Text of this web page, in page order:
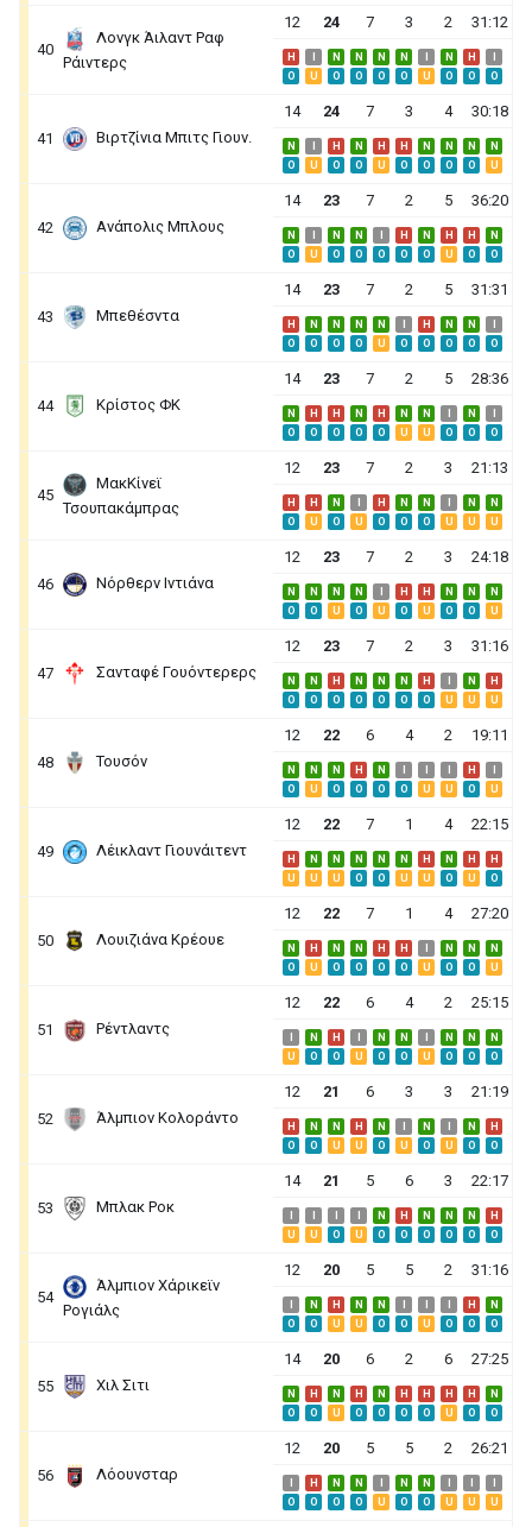
40
Λονγκ Άιλαντ Ραφ
Ράιντερς
12 24 7 3 2 31:12
H N N N N N H
O
U O O O O U O O O
41 Βιρτζίνια Μπιτς Γιουν.
14 24 7 3 4 30:18
N H N H H N N N
N
O
U O O U O O O O U
42 Ανάπολις Μπλους
14 23 7 2 5 36:20
N N N H N H H
N
O
U O O O O O U O O
43 Μπεθέσντα
14 23 7 2 5 31:31
H N N N N H N N
O
O O O U O O O O O
44 Κρίστος ΦΚ
14 23 7 2 5 28:36
N H H N H N N N
O
O O O O U U O O O
45
ΜακΚίνεϊ
Τσουπακάμπρας
12 23 7 2 3 21:13
H H N H N N N
N
O
U O U O O O U U U
46 Νόρθερν Ιντιάνα
12 23 7 2 3 24:18
N N N N H H N N
N
O
O U O U O U O O U
47 Σανταφέ Γουόντερερς
12 23 7 2 3 31:16
N N H N N N H N
H
O
O O O O O O U U U
48 Τουσόν
12 22 6 4 2 19:11
N N N H N H
O
U O O O O U U O U
49 Λέικλαντ Γιουνάιτεντ
12 22 7 1 4 22:15
H N N N N N H N H
H
U
U U O O U U O U O
50 Λουιζιάνα Κρέουε
12 22 7 1 4 27:20
N H N N H H N N
N
O
U O O O O U O O U
51 Ρέντλαντς
12 22 6 4 2 25:15
N H N N N N
N
U
O O U O O U O O O
52 Άλμπιον Κολοράντο
12 21 6 3 3 21:19
H N N H N N N
H
O
O U U O U O U O O
53 Μπλακ Ροκ
14 21 5 6 3 22:17
N H N N N
H
U
U O U O O O O O O
54
Άλμπιον Χάρικεϊν
Ρογιάλς
12 20 5 5 2 31:16
N H N N H
N
O
O U U O O U O O O
55 Χιλ Σιτι
14 20 6 2 6 27:25
N H N H N H H H H
N
O
O U O O O O U O O
56 Λόουνσταρ
12 20 5 5 2 26:21
H N N N N
O
O O O U O O U U U